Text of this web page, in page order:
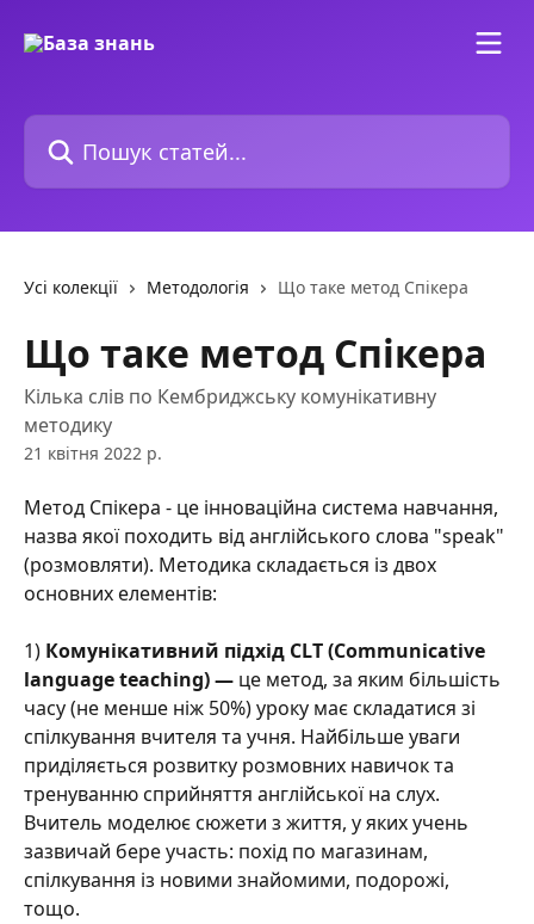
Пошук статей...
Усі колекції Методологія Що таке метод Спікера
Що таке метод Спікера
Кілька слів по Кембриджську комунікативну
методику
21 квітня 2022 р.
Метод Спікера - це інноваційна система навчання,
назва якої походить від англійського слова "speak"
(розмовляти). Методика складається із двох
основних елементів:
1) Комунікативний підхід CLT (Communicative
language teaching) — це метод, за яким більшість
часу (не менше ніж 50%) уроку має складатися зі
спілкування вчителя та учня. Найбільше уваги
приділяється розвитку розмовних навичок та
тренуванню сприйняття англійської на слух.
Вчитель моделює сюжети з життя, у яких учень
зазвичай бере участь: похід по магазинам,
спілкування із новими знайомими, подорожі,
тощо.